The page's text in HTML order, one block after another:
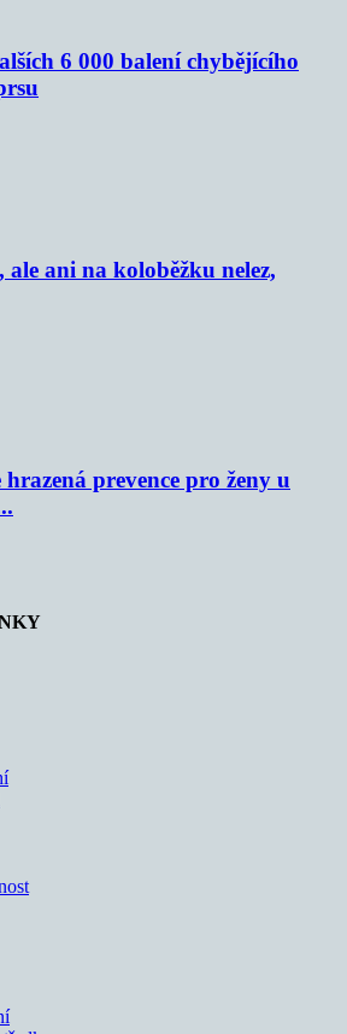
6 000 balení chybějícího
ale ani na koloběžku nelez,
prevence pro ženy u